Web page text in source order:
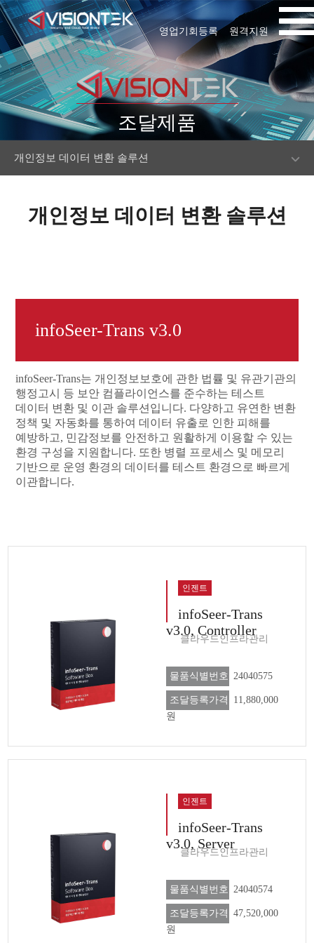
원격지원
영업기회등록
조달제품
개인정보 데이터 변환 솔루션
개인정보 데이터 변환 솔루션
infoSeer-Trans v3.0
infoSeer-Trans는 개인정보보호에 관한 법률 및 유관기관의
행정고시 등 보안 컴플라이언스를 준수하는 테스트
데이터 변환 및 이관 솔루션입니다. 다양하고 유연한 변환
정책 및 자동화를 통하여 데이터 유출로 인한 피해를
예방하고, 민감정보를 안전하고 원활하게 이용할 수 있는
환경 구성을 지원합니다. 또한 병렬 프로세스 및 메모리
기반으로 운영 환경의 데이터를 테스트 환경으로 빠르게
이관합니다.
인젠트
infoSeer-Trans
v3.0, Controller
클라우드인프라관리
물품식별번호 24040575
조달등록가격
11,880,000
원
인젠트
infoSeer-Trans
v3.0, Server
클라우드인프라관리
물품식별번호 24040574
조달등록가격 47,520,000
원